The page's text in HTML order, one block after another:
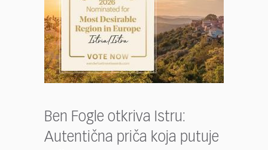
Ben Fogle otkriva Istru:
Autentična priča koja putuje